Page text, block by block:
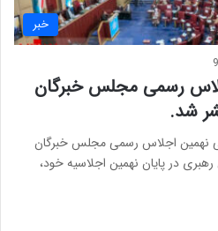
خبر
رسمی مجلس خبرگان
شد.
نهمین اجلاس رسمی مجلس خبرگان
در پایان نهمین اجلاسیه خود،